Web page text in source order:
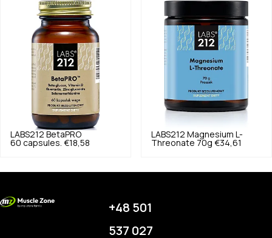
LABS212 BetaPRO
60 capsules. €18,58
LABS212 Magnesium L-
Threonate 70g €34,61
+48 501
537 027